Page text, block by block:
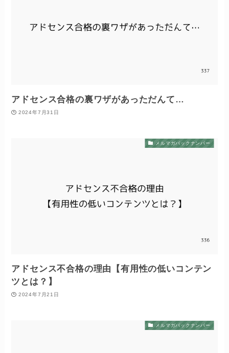
アドセンス合格の裏ワザがあっただんて…
2024年7月31日
メルマガバックナンバー
アドセンス不合格の理由【有用性の低いコンテン
ツとは？】
2024年7月21日
メルマガバックナンバー